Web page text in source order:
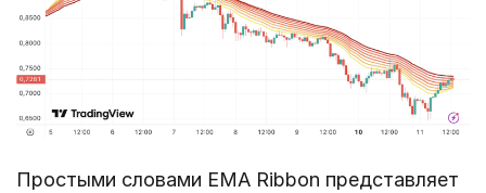
Простыми словами EMA Ribbon представляет